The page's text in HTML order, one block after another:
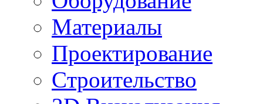
Материалы
Проектирование
Cтроительство